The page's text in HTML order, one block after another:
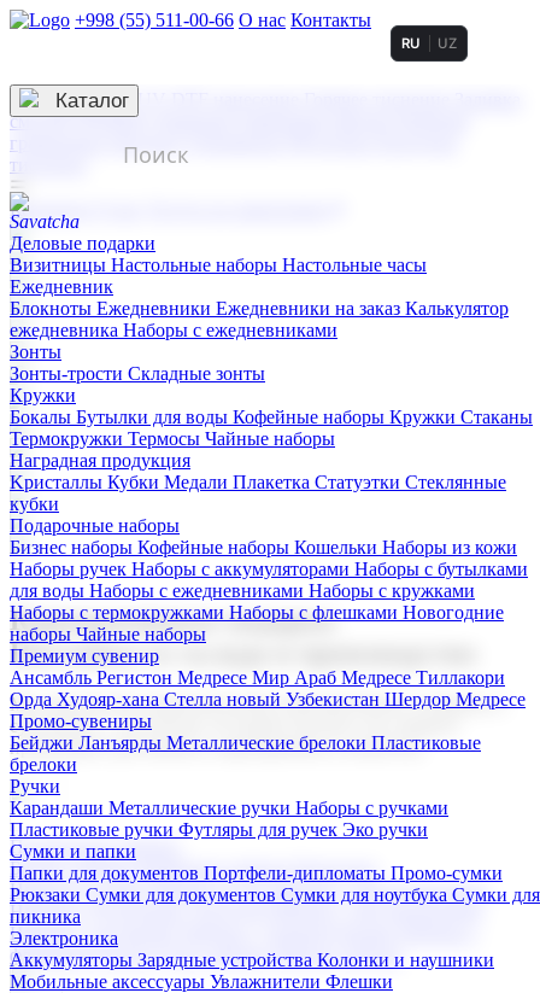
+998 (55) 511-00-66 О нас Контакты
3D гравировка
смолой (Doming)
гравировка твердая
тиснение
RU UZ
☰
Контакты
Каталог
Деловые подарки
Визитницы Настольные наборы Настольные часы
Ежедневник
Блокноты Ежедневники Ежедневники на заказ Калькулятор
ежедневника Наборы с ежедневниками
Зонты
Зонты-трости Складные зонты
Кружки
Бокалы Бутылки для воды Кофейные наборы Кружки Стаканы
Термокружки Термосы Чайные наборы
Наградная продукция
Kристаллы Кубки Медали Плакетка Статуэтки Стеклянные
кубки
Подарочные наборы
Бизнес наборы Кофейные наборы Кошельки Наборы из кожи
Наборы ручек Наборы с аккумуляторами Наборы с бутылками
для воды Наборы с ежедневниками Наборы с кружками
Наборы с термокружками Наборы с флешками Новогодние
наборы Чайные наборы
Премиум сувенир
Ансамбль Регистон Медресе Мир Араб Медресе Тиллакори
Орда Худояр-хана Стелла новый Узбекистан Шердор Медресе
Промо-сувениры
Бейджи Ланъярды Металлические брелоки Пластиковые
брелоки
Ручки
Карандаши Металлические ручки Наборы с ручками
Пластиковые ручки Футляры для ручек Эко ручки
Сумки и папки
Папки для документов Портфели-дипломаты Промо-сумки
Рюкзаки Сумки для документов Сумки для ноутбука Сумки для
пикника
Электроника
Аккумуляторы Зарядные устройства Колонки и наушники
Мобильные аксессуары Увлажнители Флешки
Корпоративные подарки
Поставка со склада и производство
Мы предлагаем широкий выбор корпоративных подарков и
сувениров с логотипом. В нашем каталоге вы найдете
продукцию для бизнеса, мероприятия и клиентов.
Подарочные наборы
Бизнес наборыКофейные наборы Кошельки
Наборы из кожиНаборы ручекНаборы с аккумуляторами
Наборы с бутылками для воды
Наборы с ежедневниками
Наборы с кружками
флешкамиНовогодние наборыЧайные наборы